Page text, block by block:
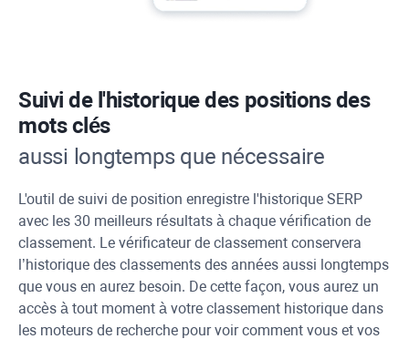
Suivi de l'historique des positions des
mots clés
aussi longtemps que nécessaire
L'outil de suivi de position enregistre l'historique SERP
avec les 30 meilleurs résultats à chaque vérification de
classement. Le vérificateur de classement conservera
l’historique des classements des années aussi longtemps
que vous en aurez besoin. De cette façon, vous aurez un
accès à tout moment à votre classement historique dans
les moteurs de recherche pour voir comment vous et vos